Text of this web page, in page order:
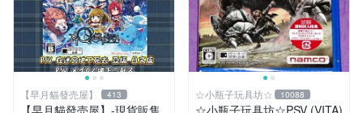
【早月貓發売屋】 413 ☆小瓶子玩具坊☆ 10088